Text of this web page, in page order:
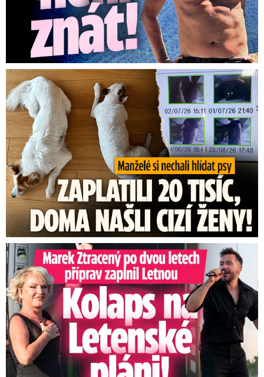
Za hlídání psů zaplatili 20 tisíc, doma našli cizí ženy!
Marek Ztracený na Letné: Pártlová stopla koncert